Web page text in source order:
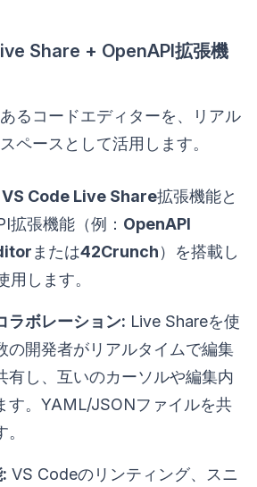
Share + OpenAPI拡張機
るコードエディターを、リアル
ペースとして活用します。
VS Code Live Share拡張機能と
拡張機能（例： OpenAPI
または42Crunch）を搭載し
用します。
ラボレーション: Live Shareを使
の開発者がリアルタイムで編集
有し、互いのカーソルや編集内
す。YAML/JSONファイルを共
VS Codeのリンティング、スニ